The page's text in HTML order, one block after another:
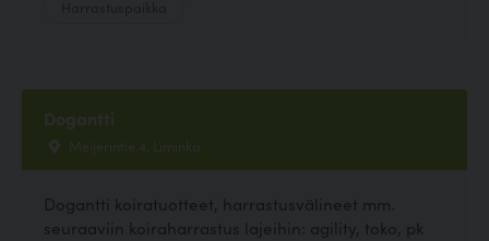
Dogantti
Meijerintie 4, Liminka
Dogantti koiratuotteet, harrastusvälineet mm.
seuraaviin koiraharrastus lajeihin: agility, toko, pk